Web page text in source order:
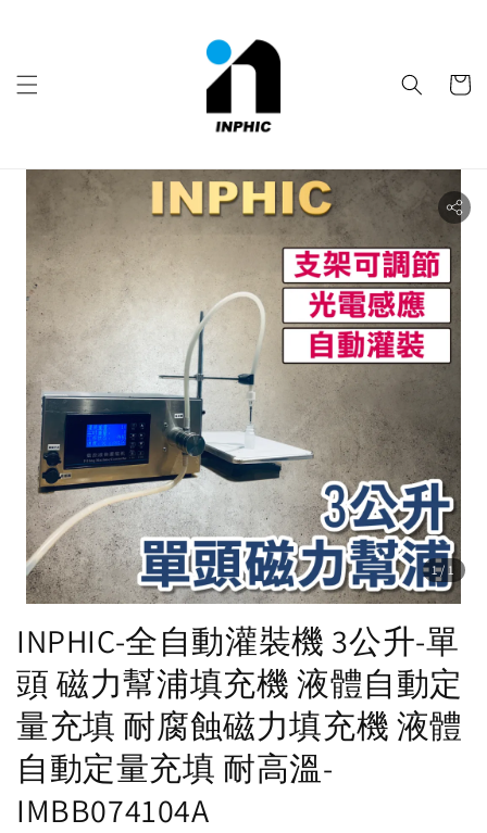
1/1
INPHIC-全自動灌裝機 3公升-單
頭 磁力幫浦填充機 液體自動定
量充填 耐腐蝕磁力填充機 液體
自動定量充填 耐高溫-
IMBB074104A